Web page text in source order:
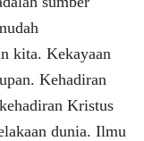
kita. Kekayaan
Kehadiran
Kristus
dunia. Ilmu